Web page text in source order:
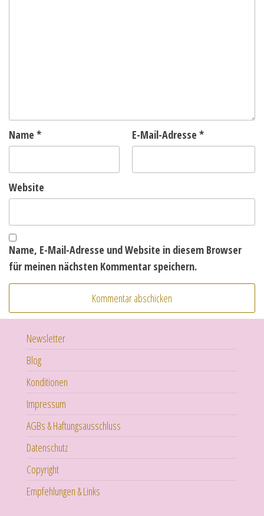
Name * E-Mail-Adresse *
Website
Name, E-Mail-Adresse und Website in diesem Browser
für meinen nächsten Kommentar speichern.
Newsletter
Blog
Konditionen
Impressum
AGBs & Haftungsausschluss
Datenschutz
Copyright
Empfehlungen & Links